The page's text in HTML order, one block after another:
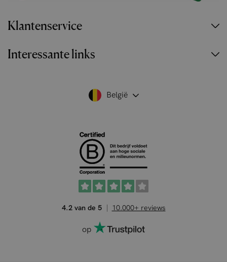
Klantenservice
Interessante links
België
4.2 van de 5 10.000+ reviews
op